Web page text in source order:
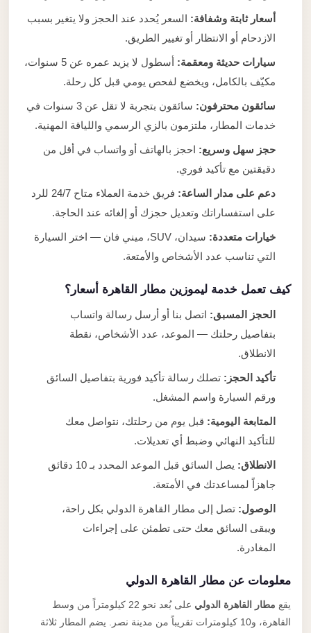
أسعار ثابتة وشفافة:السعر يُحدد عند الحجز ولا يتغير بسبب
الازدحام أو الانتظار أو تغيير الطريق.
سيارات حديثة ومعقمة:
أسطول لا يزيد عمره عن 5 سنوات،
مكيّف بالكامل، ويخضع لفحص يومي قبل كل رحلة.
سائقون محترفون:
سائقون بتجربة لا تقل عن 3 سنوات في
خدمات المطار، ملتزمون بالزي الرسمي واللياقة المهنية.
حجز سهل وسريع:احجز بالهاتف أو واتساب في أقل من
دقيقتين مع تأكيد فوري.
دعم على مدار الساعة:
فريق خدمة العملاء متاح 24/7 للرد
على استفساراتك وتعديل حجزك أو إلغائه عند الحاجة.
خيارات متعددة:
سيدان، SUV، ميني فان — اختر السيارة
التي تناسب عدد الأشخاص والأمتعة.
كيف تعمل خدمة ليموزين مطار القاهرة أسعار؟
الحجز المسبق:اتصل بنا أو أرسل رسالة واتساب
بتفاصيل رحلتك — الموعد، عدد الأشخاص، نقطة
الانطلاق.
تأكيد الحجز:تصلك رسالة تأكيد فورية بتفاصيل السائق
ورقم السيارة واسم المشغل.
المتابعة اليومية:قبل يوم من رحلتك، نتواصل معك
للتأكيد النهائي وضبط أي تعديلات.
الانطلاق:
يصل السائق قبل الموعد المحدد بـ 10 دقائق
جاهزاً لمساعدتك في الأمتعة.
الوصول:تصل إلى مطار القاهرة الدولي بكل راحة،
ويبقى السائق معك حتى تطمئن على إجراءات
المغادرة.
معلومات عن مطار القاهرة الدولي
يقعمطار القاهرة الدولي
على بُعد نحو 22 كيلومتراً من وسط
القاهرة، و10 كيلومترات تقريباً من مدينة نصر. يضم المطار ثلاثة